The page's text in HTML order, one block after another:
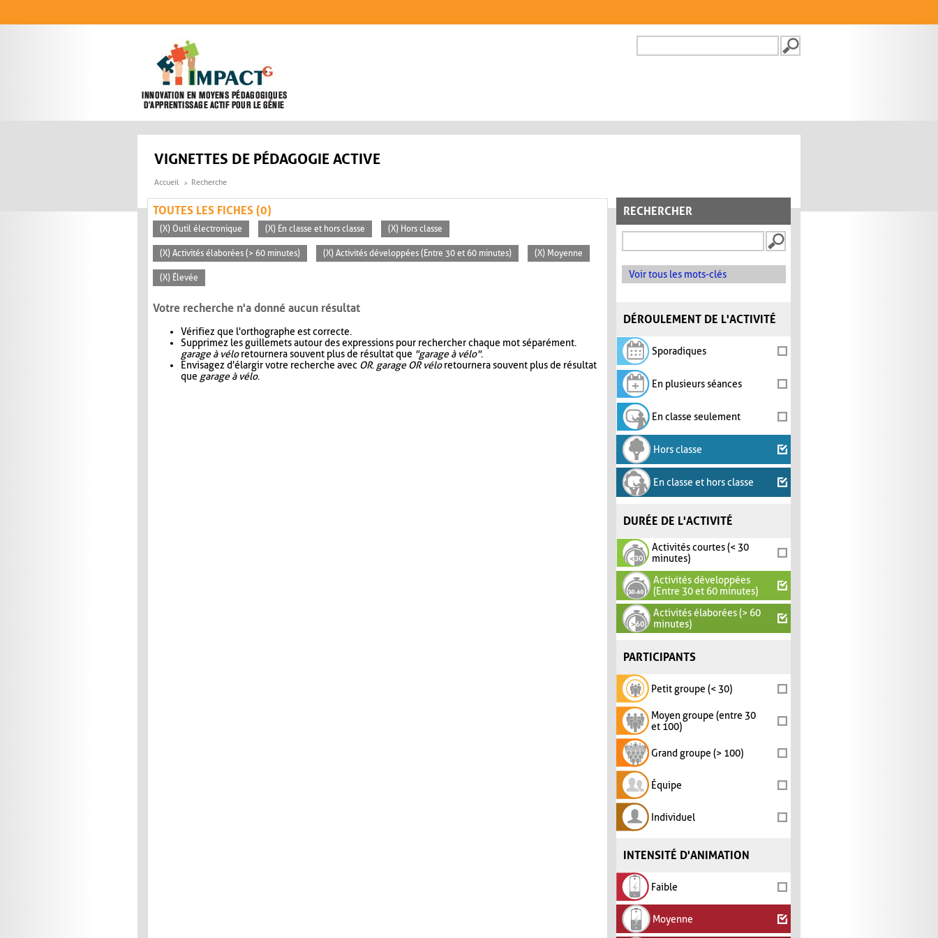
FORMULAIRE DE
VIGNETTES DE PÉDAGOGIE ACTIVE
Accueil Recherche
RECHERCHER
Voir tous les mots-clés
DÉROULEMENT DE L'ACTIVITÉ
Sporadiques
En plusieurs séances
En classe seulement
Hors classe
En classe et hors classe
DURÉE DE L'ACTIVITÉ
Activités courtes (< 30
minutes)
Activités développées
(Entre 30 et 60 minutes)
Activités élaborées (> 60
minutes)
PARTICIPANTS
Petit groupe (< 30)
Moyen groupe (entre 30
et 100)
Grand groupe (> 100)
Équipe
Individuel
INTENSITÉ D'ANIMATION
Faible
Moyenne
TOUTES LES FICHES (0)
(X) Outil électronique (X) En classe et hors classe (X) Hors classe
(X) Activités élaborées (> 60 minutes) (X) Activités développées (Entre 30 et 60 minutes) (X) Moyenne
(X) Élevée
Votre recherche n'a donné aucun résultat
Vérifiez que l'orthographe est correcte.
Supprimez les guillemets autour des expressions pour rechercher chaque mot séparément.
garage à véloretournera souvent plus de résultat que "garage à vélo".
Envisagez d'élargir votre recherche avec OR. garage OR véloretournera souvent plus de résultat
que garage à vélo.